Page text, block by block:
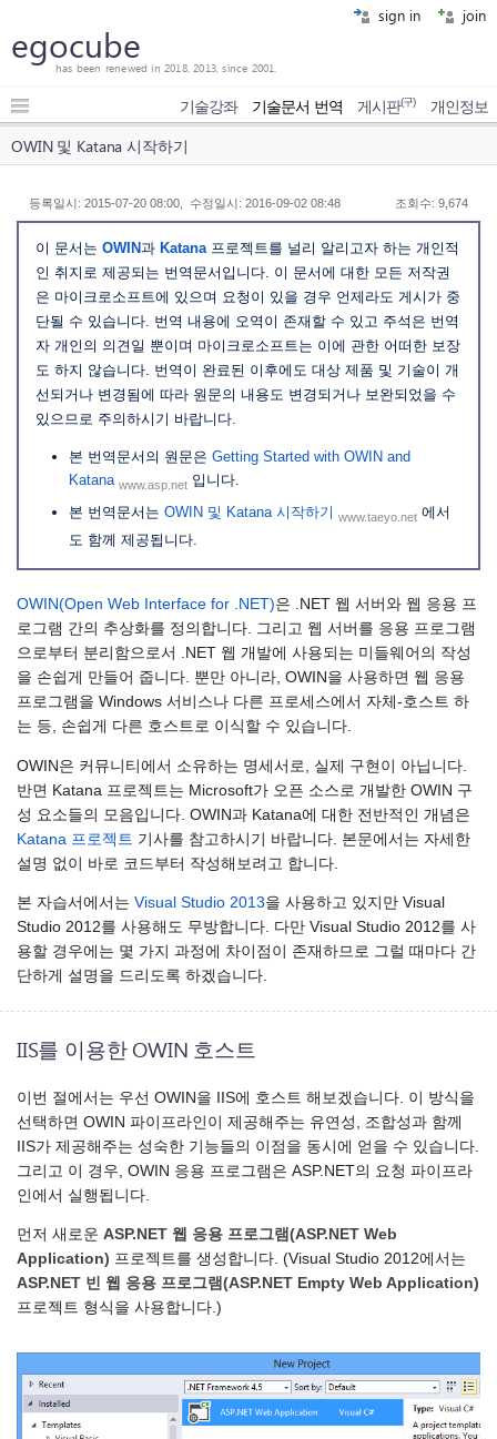
sign in join
egocube
has been renewed in 2018, 2013, since 2001.
기술강좌 기술문서 번역 게시판(구) 개인정보
OWIN 및 Katana 시작하기
등록일시: 2015-07-20 08:00, 수정일시: 2016-09-02 08:48 조회수: 9,674
이 문서는 OWIN과 Katana프로젝트를 널리 알리고자 하는 개인적
인 취지로 제공되는 번역문서입니다. 이 문서에 대한 모든 저작권
은 마이크로소프트에 있으며 요청이 있을 경우 언제라도 게시가 중
단될 수 있습니다. 번역 내용에 오역이 존재할 수 있고 주석은 번역
자 개인의 의견일 뿐이며 마이크로소프트는 이에 관한 어떠한 보장
도 하지 않습니다. 번역이 완료된 이후에도 대상 제품 및 기술이 개
선되거나 변경됨에 따라 원문의 내용도 변경되거나 보완되었을 수
있으므로 주의하시기 바랍니다.
본 번역문서의 원문은 Getting Started with OWIN and
Katana www.asp.net 입니다.
본 번역문서는 OWIN 및 Katana 시작하기 www.taeyo.net 에서
도 함께 제공됩니다.
OWIN(Open Web Interface for .NET)은 .NET 웹 서버와 웹 응용 프
로그램 간의 추상화를 정의합니다. 그리고 웹 서버를 응용 프로그램
으로부터 분리함으로서 .NET 웹 개발에 사용되는 미들웨어의 작성
을 손쉽게 만들어 줍니다. 뿐만 아니라, OWIN을 사용하면 웹 응용
프로그램을 Windows 서비스나 다른 프로세스에서 자체-호스트 하
는 등, 손쉽게 다른 호스트로 이식할 수 있습니다.
OWIN은 커뮤니티에서 소유하는 명세서로, 실제 구현이 아닙니다.
반면 Katana 프로젝트는 Microsoft가 오픈 소스로 개발한 OWIN 구
성 요소들의 모음입니다. OWIN과 Katana에 대한 전반적인 개념은
Katana 프로젝트 기사를 참고하시기 바랍니다. 본문에서는 자세한
설명 없이 바로 코드부터 작성해보려고 합니다.
본 자습서에서는 Visual Studio 2013을 사용하고 있지만 Visual
Studio 2012를 사용해도 무방합니다. 다만 Visual Studio 2012를 사
용할 경우에는 몇 가지 과정에 차이점이 존재하므로 그럴 때마다 간
단하게 설명을 드리도록 하겠습니다.
IIS를 이용한 OWIN 호스트
이번 절에서는 우선 OWIN을 IIS에 호스트 해보겠습니다. 이 방식을
선택하면 OWIN 파이프라인이 제공해주는 유연성, 조합성과 함께
IIS가 제공해주는 성숙한 기능들의 이점을 동시에 얻을 수 있습니다.
그리고 이 경우, OWIN 응용 프로그램은 ASP.NET의 요청 파이프라
인에서 실행됩니다.
먼저 새로운 ASP.NET 웹 응용 프로그램(ASP.NET Web
Application) 프로젝트를 생성합니다. (Visual Studio 2012에서는
ASP.NET 빈 웹 응용 프로그램(ASP.NET Empty Web Application)
프로젝트 형식을 사용합니다.)